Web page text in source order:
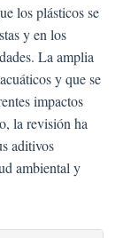
los plásticos se
y en los
La amplia
y que se
impactos
la revisión ha
aditivos
ambiental y